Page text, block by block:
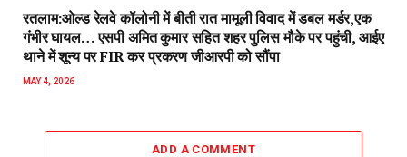
रतलाम:ओल्ड रेलवे कॉलोनी में बीती रात मामूली विवाद में डबल मर्डर,एक
गंभीर घायल… एसपी अमित कुमार सहित शहर पुलिस मौके पर पहुंची, आईए
थाने में शून्य पर FIR कर प्रकरण जीआरपी को सौंपा
MAY 4, 2026
ADD A COMMENT